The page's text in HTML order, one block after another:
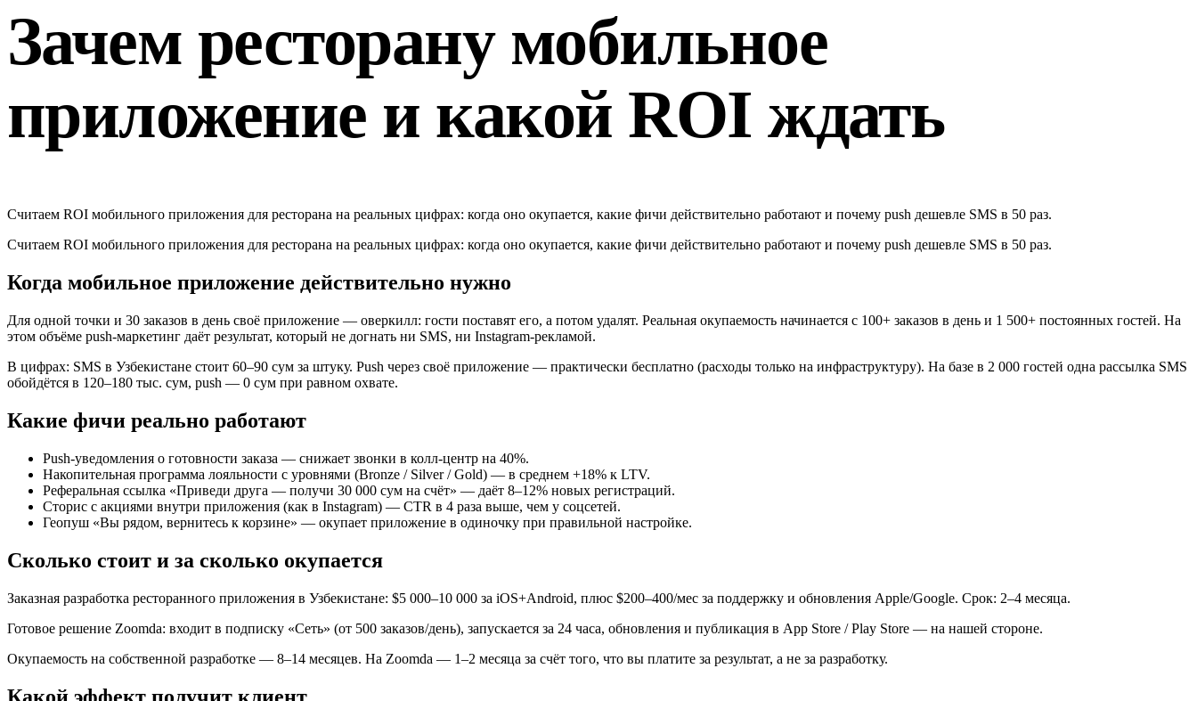
Зачем ресторану мобильное
приложение и какой ROI ждать
Считаем ROI мобильного приложения для ресторана на реальных цифрах: когда оно окупается, какие фичи действительно работают и почему push дешевле SMS в 50 раз.
Считаем ROI мобильного приложения для ресторана на реальных цифрах: когда оно окупается, какие фичи действительно работают и почему push дешевле SMS в 50 раз.
Когда мобильное приложение действительно нужно
Для одной точки и 30 заказов в день своё приложение — оверкилл: гости поставят его, а потом удалят. Реальная окупаемость начинается с 100+ заказов в день и 1 500+ постоянных гостей. На
этом объёме push-маркетинг даёт результат, который не догнать ни SMS, ни Instagram-рекламой.
В цифрах: SMS в Узбекистане стоит 60–90 сум за штуку. Push через своё приложение — практически бесплатно (расходы только на инфраструктуру). На базе в 2 000 гостей одна рассылка SMS
обойдётся в 120–180 тыс. сум, push — 0 сум при равном охвате.
Какие фичи реально работают
Push-уведомления о готовности заказа — снижает звонки в колл-центр на 40%.
Накопительная программа лояльности с уровнями (Bronze / Silver / Gold) — в среднем +18% к LTV.
Реферальная ссылка «Приведи друга — получи 30 000 сум на счёт» — даёт 8–12% новых регистраций.
Сторис с акциями внутри приложения (как в Instagram) — CTR в 4 раза выше, чем у соцсетей.
Геопуш «Вы рядом, вернитесь к корзине» — окупает приложение в одиночку при правильной настройке.
Сколько стоит и за сколько окупается
Заказная разработка ресторанного приложения в Узбекистане: $5 000–10 000 за iOS+Android, плюс $200–400/мес за поддержку и обновления Apple/Google. Срок: 2–4 месяца.
Готовое решение Zoomda: входит в подписку «Сеть» (от 500 заказов/день), запускается за 24 часа, обновления и публикация в App Store / Play Store — на нашей стороне.
Окупаемость на собственной разработке — 8–14 месяцев. На Zoomda — 1–2 месяца за счёт того, что вы платите за результат, а не за разработку.
Какой эффект получит клиент